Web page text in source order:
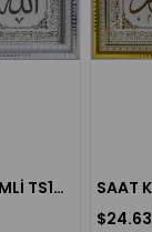
SAAT BÜYÜK BOY SİMLİ TS19 (36X66 CM)
$24.63